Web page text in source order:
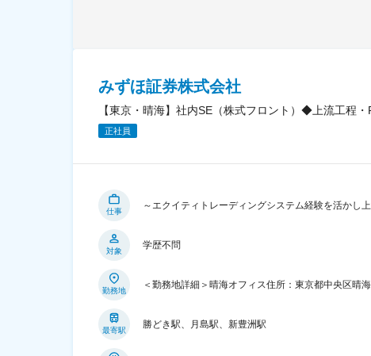
みずほ証券株式会社
【東京・晴海】社内SE（株式フロント）◆上流工程
正社員
仕事
～エクイティトレーディングシステム経験を活かし
対象
学歴不問
勤務地
＜勤務地詳細＞晴海オフィス住所：東京都中央区晴
最寄駅
勝どき駅、月島駅、新豊洲駅